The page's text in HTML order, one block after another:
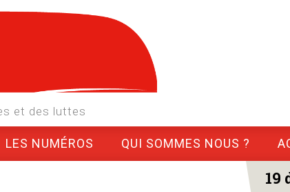
et des luttes
LES NUMÉROS QUI SOMMES NOUS ?
19